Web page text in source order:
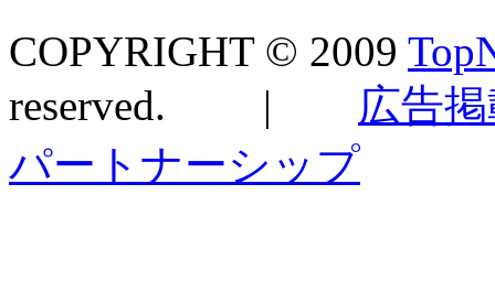
COPYRIGHT © 2009
reserved. | 広告
パートナーシップ